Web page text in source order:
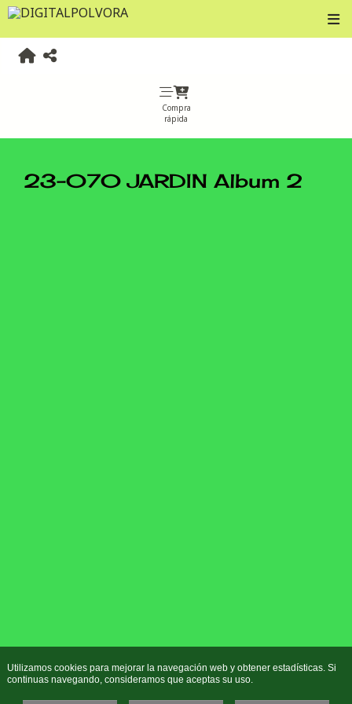
Compra
rápida
23-070 JARDIN Album 2
Utilizamos cookies para mejorar la navegación web y obtener estadísticas. Si
continuas navegando, consideramos que aceptas su uso.